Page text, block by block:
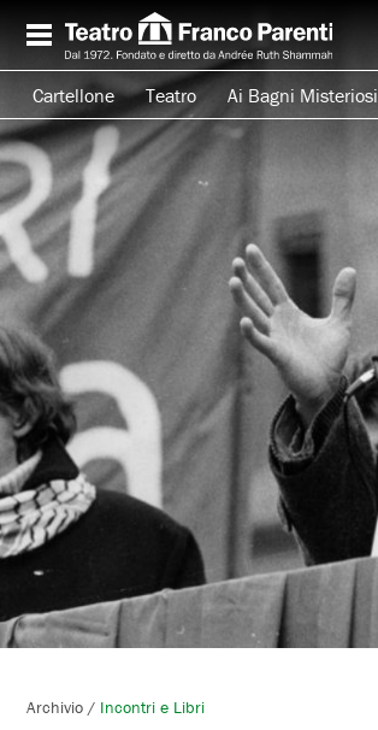
Cartellone Teatro Ai Bagni Misteriosi
Archivio / Incontri e Libri